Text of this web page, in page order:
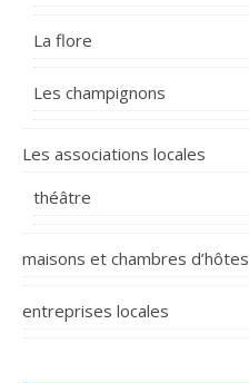
La flore
Les champignons
Les associations locales
théâtre
maisons et chambres d’hôtes
entreprises locales